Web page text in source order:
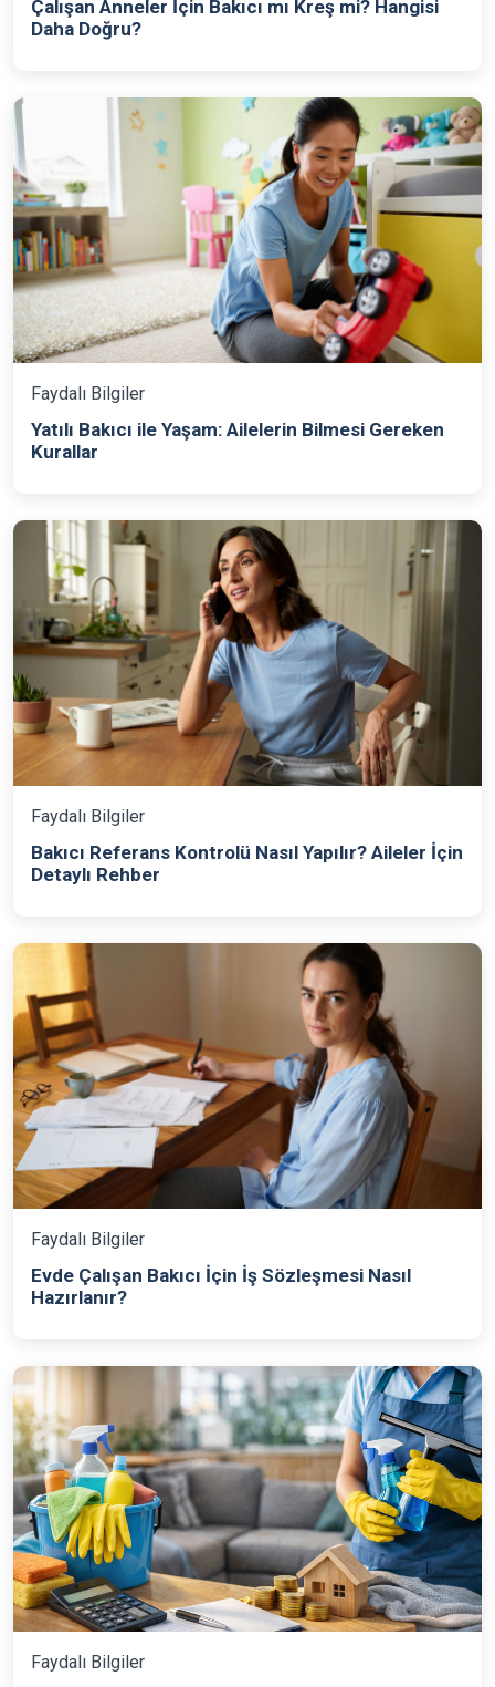
Çalışan Anneler İçin Bakıcı mı Kreş mi? Hangisi
Daha Doğru?
Faydalı Bilgiler
Yatılı Bakıcı ile Yaşam: Ailelerin Bilmesi Gereken
Kurallar
Faydalı Bilgiler
Bakıcı Referans Kontrolü Nasıl Yapılır? Aileler İçin
Detaylı Rehber
Faydalı Bilgiler
Evde Çalışan Bakıcı İçin İş Sözleşmesi Nasıl
Hazırlanır?
Faydalı Bilgiler